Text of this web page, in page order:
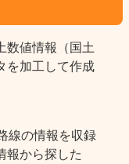
数値情報（国土
を加工して作成
線の情報を収録
報から探した